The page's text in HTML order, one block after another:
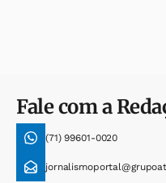
Fale com a
(71) 99601-0020